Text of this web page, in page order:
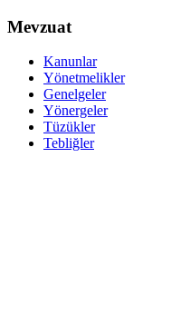
Mevzuat
Kanunlar
Yönetmelikler
Genelgeler
Yönergeler
Tüzükler
Tebliğler